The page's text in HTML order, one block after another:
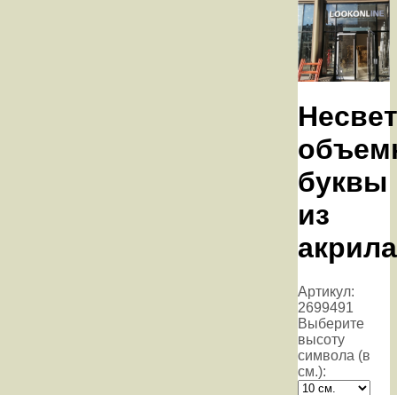
буквы
из
акрила
Артикул:
2699491
Выберите
высоту
символа (в
см.):